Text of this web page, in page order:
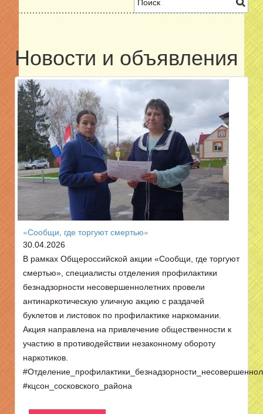
Новости и объявления
«Сообщи, где торгуют смертью»
30.04.2026
В рамках Общероссийской акции «Сообщи, где торгуют
смертью», специалисты отделения профилактики
безнадзорности несовершеннолетних провели
антинаркотическую уличную акцию с раздачей
буклетов и листовок по профилактике наркомании.
Акция направлена на привлечение общественности к
участию в противодействии незаконному обороту
наркотиков.
#кцсон_сосковского_района